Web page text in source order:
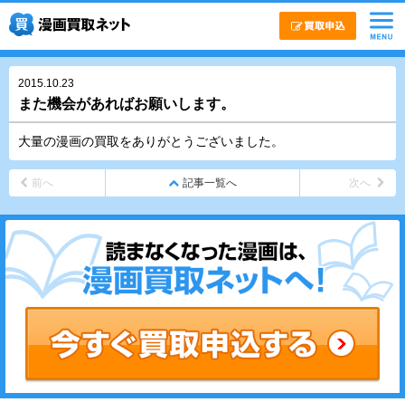
2015.10.23
また機会があればお願いします。
大量の漫画の買取をありがとうございました。
前へ 記事一覧へ 次へ